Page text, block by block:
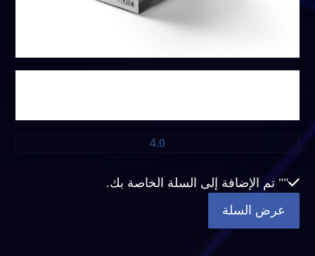
4.0
"" تم الإضافة إلى السلة الخاصة بك.
عرض السلة